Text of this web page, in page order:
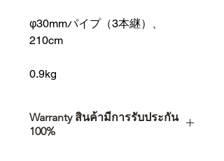
φ30mmパイプ（3本継）、
210cm
0.9kg
Warranty สินค้ามีการรับประกัน
100%